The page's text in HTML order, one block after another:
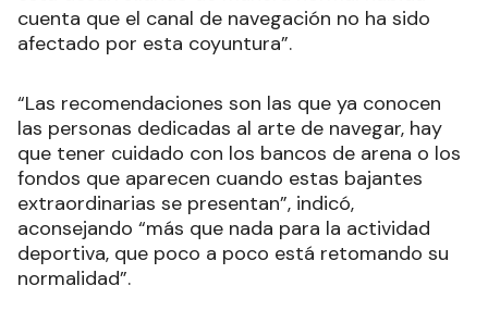
cuenta que el canal de navegación no ha sido
afectado por esta coyuntura”.
“Las recomendaciones son las que ya conocen
las personas dedicadas al arte de navegar, hay
que tener cuidado con los bancos de arena o los
fondos que aparecen cuando estas bajantes
extraordinarias se presentan”, indicó,
aconsejando “más que nada para la actividad
deportiva, que poco a poco está retomando su
normalidad”.